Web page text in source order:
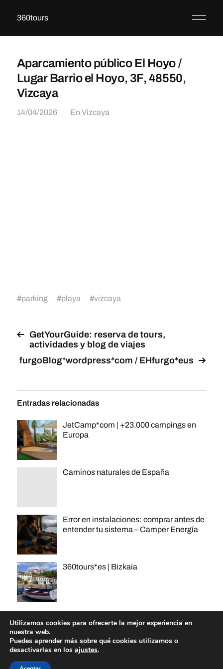
360tours
Aparcamiento público El Hoyo /
Lugar Barrio el Hoyo, 3F, 48550,
Vizcaya
14/04/2026 En Vizcaya
#parking #playa #vizcaya
GetYourGuide: reserva de tours,
actividades y blog de viajes
furgoBlog*wordpress*com / EHfurgo*eus
Entradas relacionadas
JetCamp*com | +23.000 campings en
Europa
Caminos naturales de España
Error en instalaciones: comprar antes de
entender tu sistema – Camper Energía
360tours*es | Bizkaia
360tours
Utilizamos cookies para ofrecerte la mejor experiencia en
nuestra web.
Puedes aprender más sobre qué cookies utilizamos o
desactivarlas en los ajustes.